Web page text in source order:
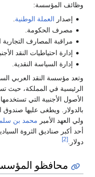
وظائف المؤسسة:
إصدار العملة الوطنية
مصرف الحكومة.
مراقبة المصارف
إدارة احتياطيات النقد
إدارة السياسة النقدية.
وتعد مؤسسة النقد العربي
الأصول الأجنبية التي
بالدولار. ويطغى عليها
ولي العهد الأمير محمد بن
دولار.[2]
محافظو